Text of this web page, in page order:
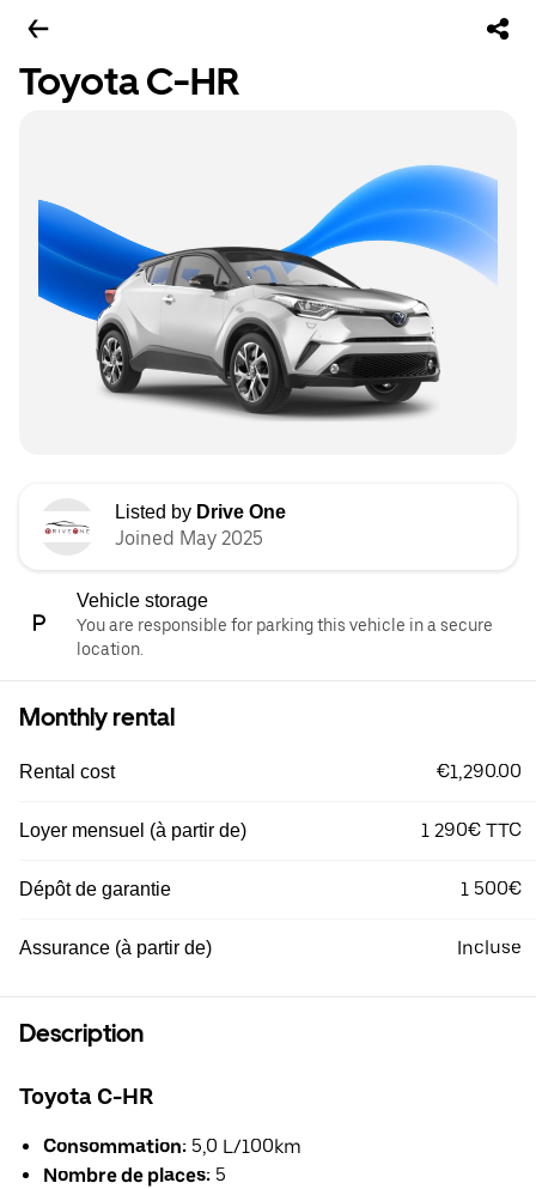
Toyota C-HR
Listed by Drive One
Joined May 2025
Vehicle storage
You are responsible for parking this vehicle in a secure
location.
Monthly rental
Rental cost €1,290.00
Loyer mensuel (à partir de) 1 290€ TTC
Dépôt de garantie 1 500€
Assurance (à partir de) Incluse
Description
Toyota C-HR
Consommation: 5,0 L/100km
Nombre de places: 5